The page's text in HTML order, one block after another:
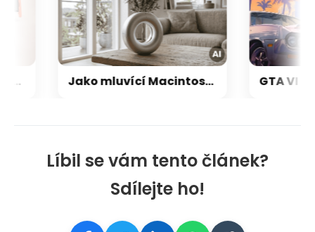
Líbil se vám tento článek?
Sdílejte ho!
Jako mluvící Macintosh: OpenAI a Jony Ive chystají přelomový repráček, který bude reagovat i pohybem